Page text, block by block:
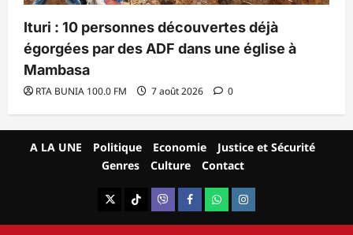
Ituri : 10 personnes découvertes déjà
égorgées par des ADF dans une église à
Mambasa
RTA BUNIA 100.0 FM 7 août 2026 0
A LA UNE Politique Economie
Justice et Sécurité
Genres
Culture Contact
X TikTokViber FacebookWhatsAppInstagram